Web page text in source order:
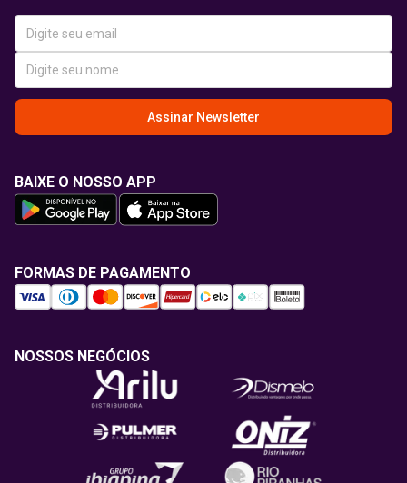
Assinar Newsletter
BAIXE O NOSSO APP
FORMAS DE PAGAMENTO
NOSSOS NEGÓCIOS